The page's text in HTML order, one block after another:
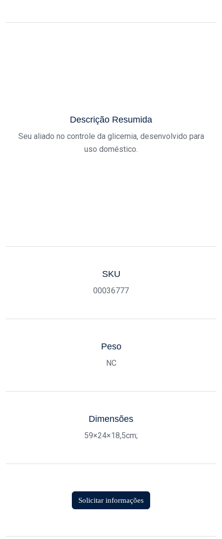
Descrição Resumida
Seu aliado no controle da glicemia, desenvolvido para
uso doméstico.
SKU
00036777
Peso
NC
Dimensões
59×24×18,5cm;
Solicitar informações